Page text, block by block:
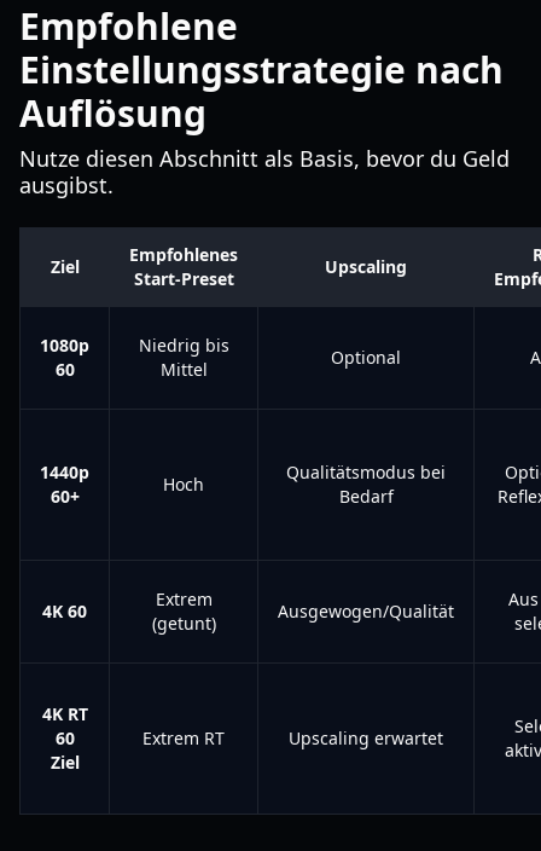
Empfohlene
Einstellungsstrategie nach
Auflösung
Nutze diesen Abschnitt als Basis, bevor du Geld
ausgibst.
Ziel
Empfohlenes
Start-Preset
Upscaling
1080p
60
Niedrig bis
Mittel
Optional
1440p
60+
Hoch
Qualitätsmodus bei
Bedarf
4K 60
Extrem
(getunt)
Ausgewogen/Qualität
4K RT
60
Ziel
Extrem RT Upscaling erwartet